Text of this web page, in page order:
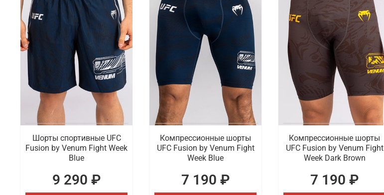
Шорты спортивные UFC
Fusion by Venum Fight Week
Blue
9 290 ₽
Компрессионные шорты
UFC Fusion by Venum Fight
Week Blue
7 190 ₽
Компрессионные шорты
UFC Fusion by Venum Fight
Week Dark Brown
7 190 ₽